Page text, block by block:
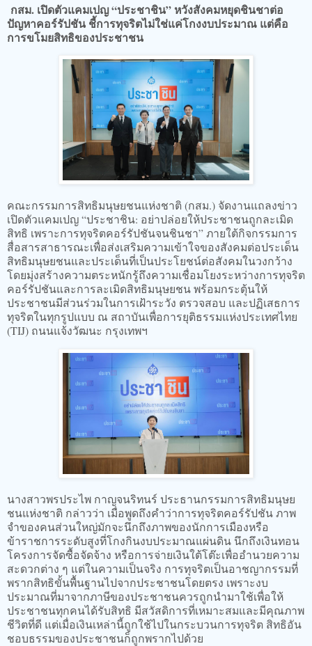
กสม. เปิดตัวแคมเปญ “ประชาชิน” หวังสังคมหยุดชินชาต่อ
ปัญหาคอร์รัปชัน​ ชี้การทุจริตไม่ใช่แค่โกงงบประมาณ แต่คือ
การขโมยสิทธิของประชาชน
คณะกรรมการสิทธิมนุษยชนแห่งชาติ (กสม.) จัดงานแถลงข่าว
เปิดตัวแคมเปญ “ประชาชิน: อย่าปล่อยให้ประชาชนถูกละเมิด
สิทธิ เพราะการทุจริตคอร์รัปชันจนชินชา” ภายใต้กิจกรรมการ
สื่อสารสาธารณะเพื่อส่งเสริมความเข้าใจของสังคมต่อประเด็น
สิทธิมนุษยชนและประเด็นที่เป็นประโยชน์ต่อสังคมในวงกว้าง
โดยมุ่งสร้างความตระหนักรู้ถึงความเชื่อมโยงระหว่างการทุจริต
คอร์รัปชันและการละเมิดสิทธิมนุษยชน พร้อมกระตุ้นให้
ประชาชนมีส่วนร่วมในการเฝ้าระวัง ตรวจสอบ และปฏิเสธการ
ทุจริตในทุกรูปแบบ ณ สถาบันเพื่อการยุติธรรมแห่งประเทศไทย
(TIJ) ถนนแจ้งวัฒนะ กรุงเทพฯ
นางสาวพรประไพ กาญจนริทนร์ ประธานกรรมการสิทธิมนุษย
ชนแห่งชาติ กล่าวว่า เมื่อพูดถึงคำว่าการทุจริตคอร์รัปชัน ภาพ
จำของคนส่วนใหญ่มักจะนึกถึงภาพของนักการเมืองหรือ
ข้าราชการระดับสูงที่โกงกินงบประมาณแผ่นดิน นึกถึงเงินทอน
โครงการจัดซื้อจัดจ้าง หรือการจ่ายเงินใต้โต๊ะเพื่ออำนวยความ
สะดวกต่าง ๆ แต่ในความเป็นจริง การทุจริตเป็นอาชญากรรมที่
พรากสิทธิขั้นพื้นฐานไปจากประชาชนโดยตรง เพราะงบ
ประมาณที่มาจากภาษีของประชาชนควรถูกนำมาใช้เพื่อให้
ประชาชนทุกคนได้รับสิทธิ มีสวัสดิการที่เหมาะสมและมีคุณภาพ
ชีวิตที่ดี แต่เมื่อเงินเหล่านี้ถูกใช้ไปในกระบวนการทุจริต สิทธิอัน
ชอบธรรมของประชาชนก็ถูกพรากไปด้วย